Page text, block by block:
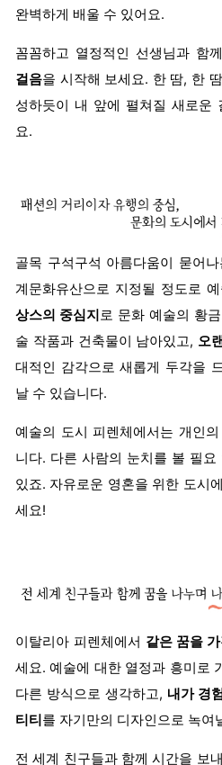
완벽하게 배울 수 있어요.
꼼꼼하고 열정적인 선생님과 함
걸음을 시작해 보세요. 한 땀, 한
성하듯이 내 앞에 펼쳐질 새로운
요.
골목 구석구석 아름다움이 묻어
계문화유산으로 지정될 정도로
상스의 중심지로 문화 예술의 황
술 작품과 건축물이 남아있고, 오
대적인 감각으로 새롭게 두각을
날 수 있습니다.
예술의 도시 피렌체에서는 개인
니다. 다른 사람의 눈치를 볼 필
있죠. 자유로운 영혼을 위한 도시
세요!
이탈리아 피렌체에서 같은 꿈을
세요. 예술에 대한 열정과 흥미로
다른 방식으로 생각하고, 내가 경
티티를 자기만의 디자인으로 녹여
전 세계 친구들과 함께 시간을 보